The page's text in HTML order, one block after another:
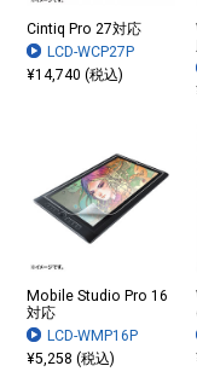
Cintiq Pro 27対応
LCD-WCP27P
¥14,740 (税込)
Mobile Studio Pro 16
対応
LCD-WMP16P
¥5,258 (税込)